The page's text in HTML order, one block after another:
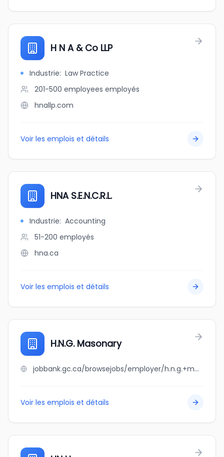
H N A & Co LLP
Industrie: Law Practice
201-500 employees employés
hnallp.com
Voir les emplois et détails
HNA S.E.N.C.R.L.
Industrie: Accounting
51-200 employés
hna.ca
Voir les emplois et détails
H.N.G. Masonary
jobbank.gc.ca/browsejobs/employer/h.n.g.+masonary/ca
Voir les emplois et détails